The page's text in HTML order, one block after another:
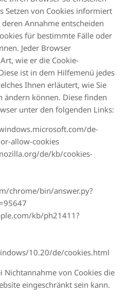
Setzen von Cookies informiert
Annahme entscheiden
für bestimmte Fälle oder
Jeder Browser
wie er die Cookie-
ist in dem Hilfemenü jedes
Ihnen erläutert, wie Sie
ändern können. Diese finden
unter den folgenden Links:
de-
allow-cookies
de/kb/cookies-
chrome/bin/answer.py?
kb/ph21411?
10.20/de/cookies.html
Nichtannahme von Cookies die
eingeschränkt sein kann.